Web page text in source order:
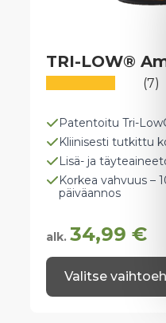
Patentoitu Tri-
Kliinisesti tutkittu
Lisä- ja
Korkea vahvuus –
päiväannos
alk. 34,99 €
TRI-LOW®
(7)
Valitse
Tällä
tuotteella
on